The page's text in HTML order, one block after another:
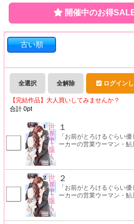
開催中のお得
古い順
全選択 全解除 ログイン
【完結作品】大人買いしてみませんか？
合計 0pt
１
「お前がとろけるぐらい
ーカーの営業ウーマン・鮎
２
「お前がとろけるぐらい
ーカーの営業ウーマン・鮎